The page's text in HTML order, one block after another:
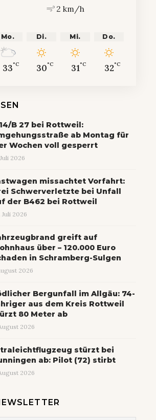
2 km/h
Mo.
33°C
Di.
30°C
Mi.
31°C
Do.
32°C
B 27 bei Rottweil:
ab Montag für
Wochen voll gesperrt
Juli 2026
missachtet Vorfahrt:
Schwerverletzte bei Unfall
der B462 bei Rottweil
Juli 2026
greift auf
über – 120.000 Euro
in Schramberg-Sulgen
2026
Bergunfall im Allgäu: 74-
aus dem Kreis Rottweil
80 Meter ab
2026
stürzt bei
ab: Pilot (72) stirbt
2026